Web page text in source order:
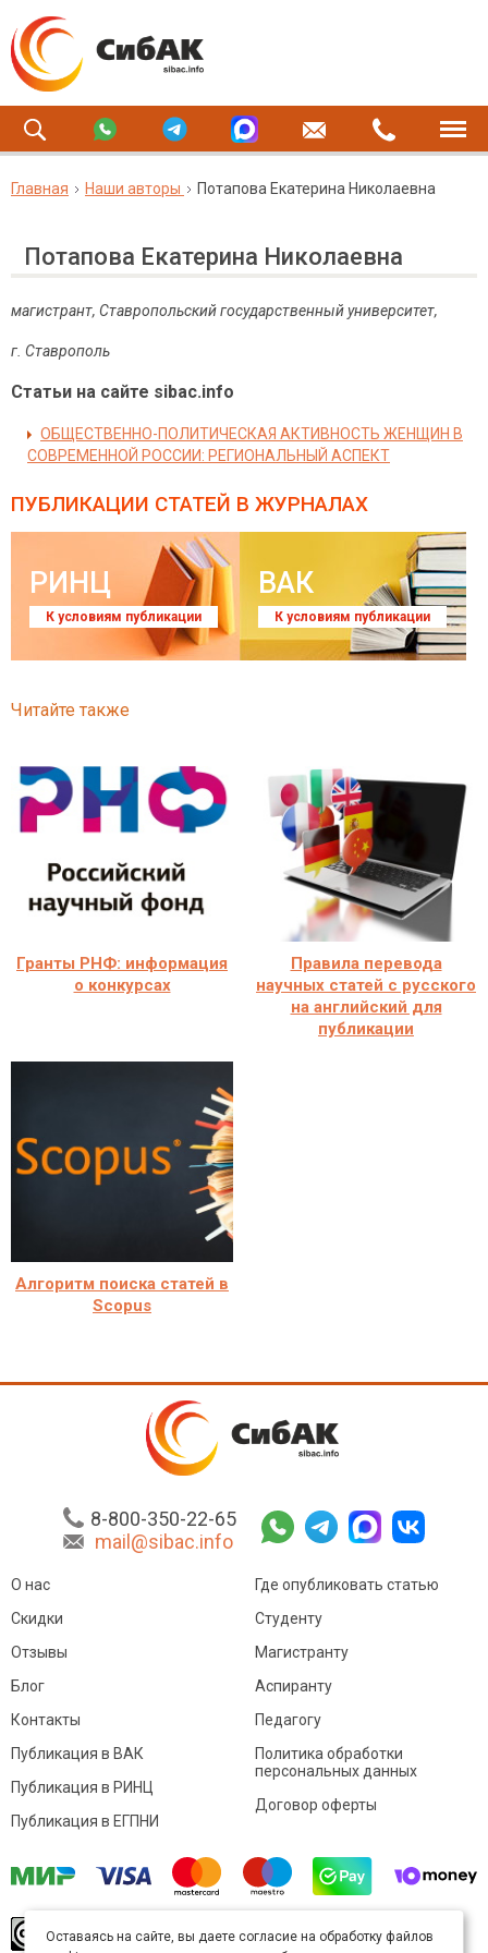
Главная Наши авторы Потапова Екатерина Николаевна
Потапова Екатерина Николаевна
магистрант, Ставропольский государственный университет,
г. Ставрополь
Статьи на сайте sibac.info
ОБЩЕСТВЕННО-ПОЛИТИЧЕСКАЯ АКТИВНОСТЬ ЖЕНЩИН В
СОВРЕМЕННОЙ РОССИИ: РЕГИОНАЛЬНЫЙ АСПЕКТ
ПУБЛИКАЦИИ СТАТЕЙ В ЖУРНАЛАХ
РИНЦ
К условиям публикации
ВАК
К условиям публикации
Читайте также
Гранты РНФ: информация
о конкурсах
Правила перевода
научных статей с русского
на английский для
публикации
Алгоритм поиска статей в
Scopus
8-800-350-22-65
mail@sibac.info
О нас
Скидки
Отзывы
Блог
Контакты
Где опубликовать статью
Студенту
Магистранту
Аспиранту
Педагогу
Публикация в ВАК
Публикация в РИНЦ
Публикация в ЕГПНИ
Политика обработки
персональных данных
Договор оферты
произведение доступно полицензии Creative
Оставаясь на сайте, вы даете согласие на обработку файлов